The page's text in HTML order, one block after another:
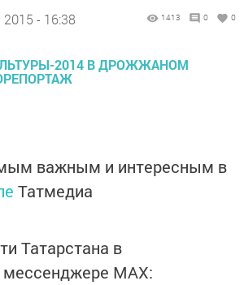
- 16:38 1413 0 0
важным и интересным в
Татмедиа
Татарстана в
MАХ: